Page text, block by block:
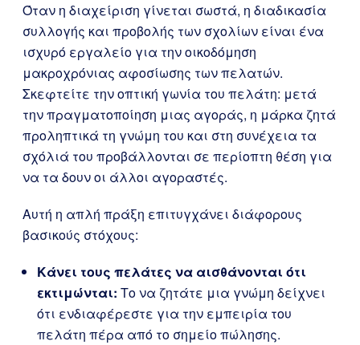
Όταν η διαχείριση γίνεται σωστά, η διαδικασία
συλλογής και προβολής των σχολίων είναι ένα
ισχυρό εργαλείο για την οικοδόμηση
μακροχρόνιας αφοσίωσης των πελατών.
Σκεφτείτε την οπτική γωνία του πελάτη: μετά
την πραγματοποίηση μιας αγοράς, η μάρκα ζητά
προληπτικά τη γνώμη του και στη συνέχεια τα
σχόλιά του προβάλλονται σε περίοπτη θέση για
να τα δουν οι άλλοι αγοραστές.
Αυτή η απλή πράξη επιτυγχάνει διάφορους
βασικούς στόχους:
Κάνει τους πελάτες να αισθάνονται ότι
εκτιμώνται: Το να ζητάτε μια γνώμη δείχνει
ότι ενδιαφέρεστε για την εμπειρία του
πελάτη πέρα από το σημείο πώλησης.